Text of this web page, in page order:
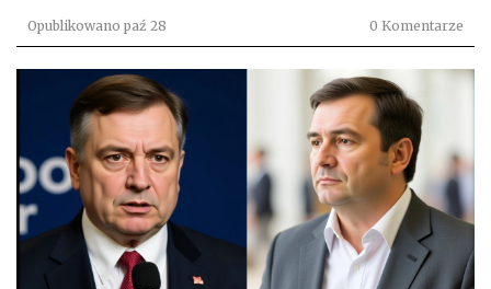
Opublikowano paź 28 0 Komentarze